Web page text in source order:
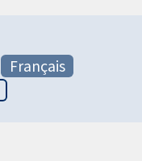
Français